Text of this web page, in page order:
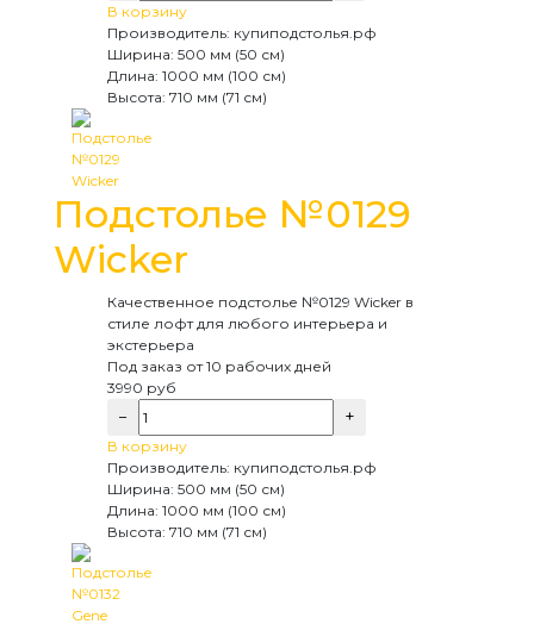
В корзину
Производитель: купиподстолья.рф
Ширина: 500 мм (50 см)
Длина: 1000 мм (100 см)
Высота: 710 мм (71 см)
Подстолье №0129
Wicker
Качественное подстолье №0129 Wicker в
стиле лофт для любого интерьера и
экстерьера
Под заказ от 10 рабочих дней
3990 руб
− +
В корзину
Производитель: купиподстолья.рф
Ширина: 500 мм (50 см)
Длина: 1000 мм (100 см)
Высота: 710 мм (71 см)